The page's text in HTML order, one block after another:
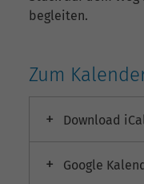
begleiten.
Zum
Download
Google